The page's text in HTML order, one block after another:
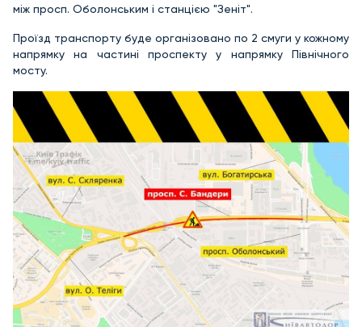
між просп. Оболонським і станцією "Зеніт".
Проїзд транспорту буде організовано по 2 смуги у кожному
напрямку на частині проспекту у напрямку Північного
мосту.